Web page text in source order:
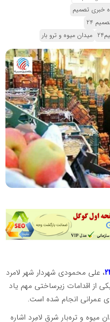
خبری تصمیم
24
میدان میوه و ترو بار
، علی محمودی شهردار شهر لامرد
از اقدامات زیرساختی مهم یاد
عمرانی انجام شده است.
میوه و تره‌بار شرق لامِرد اشاره